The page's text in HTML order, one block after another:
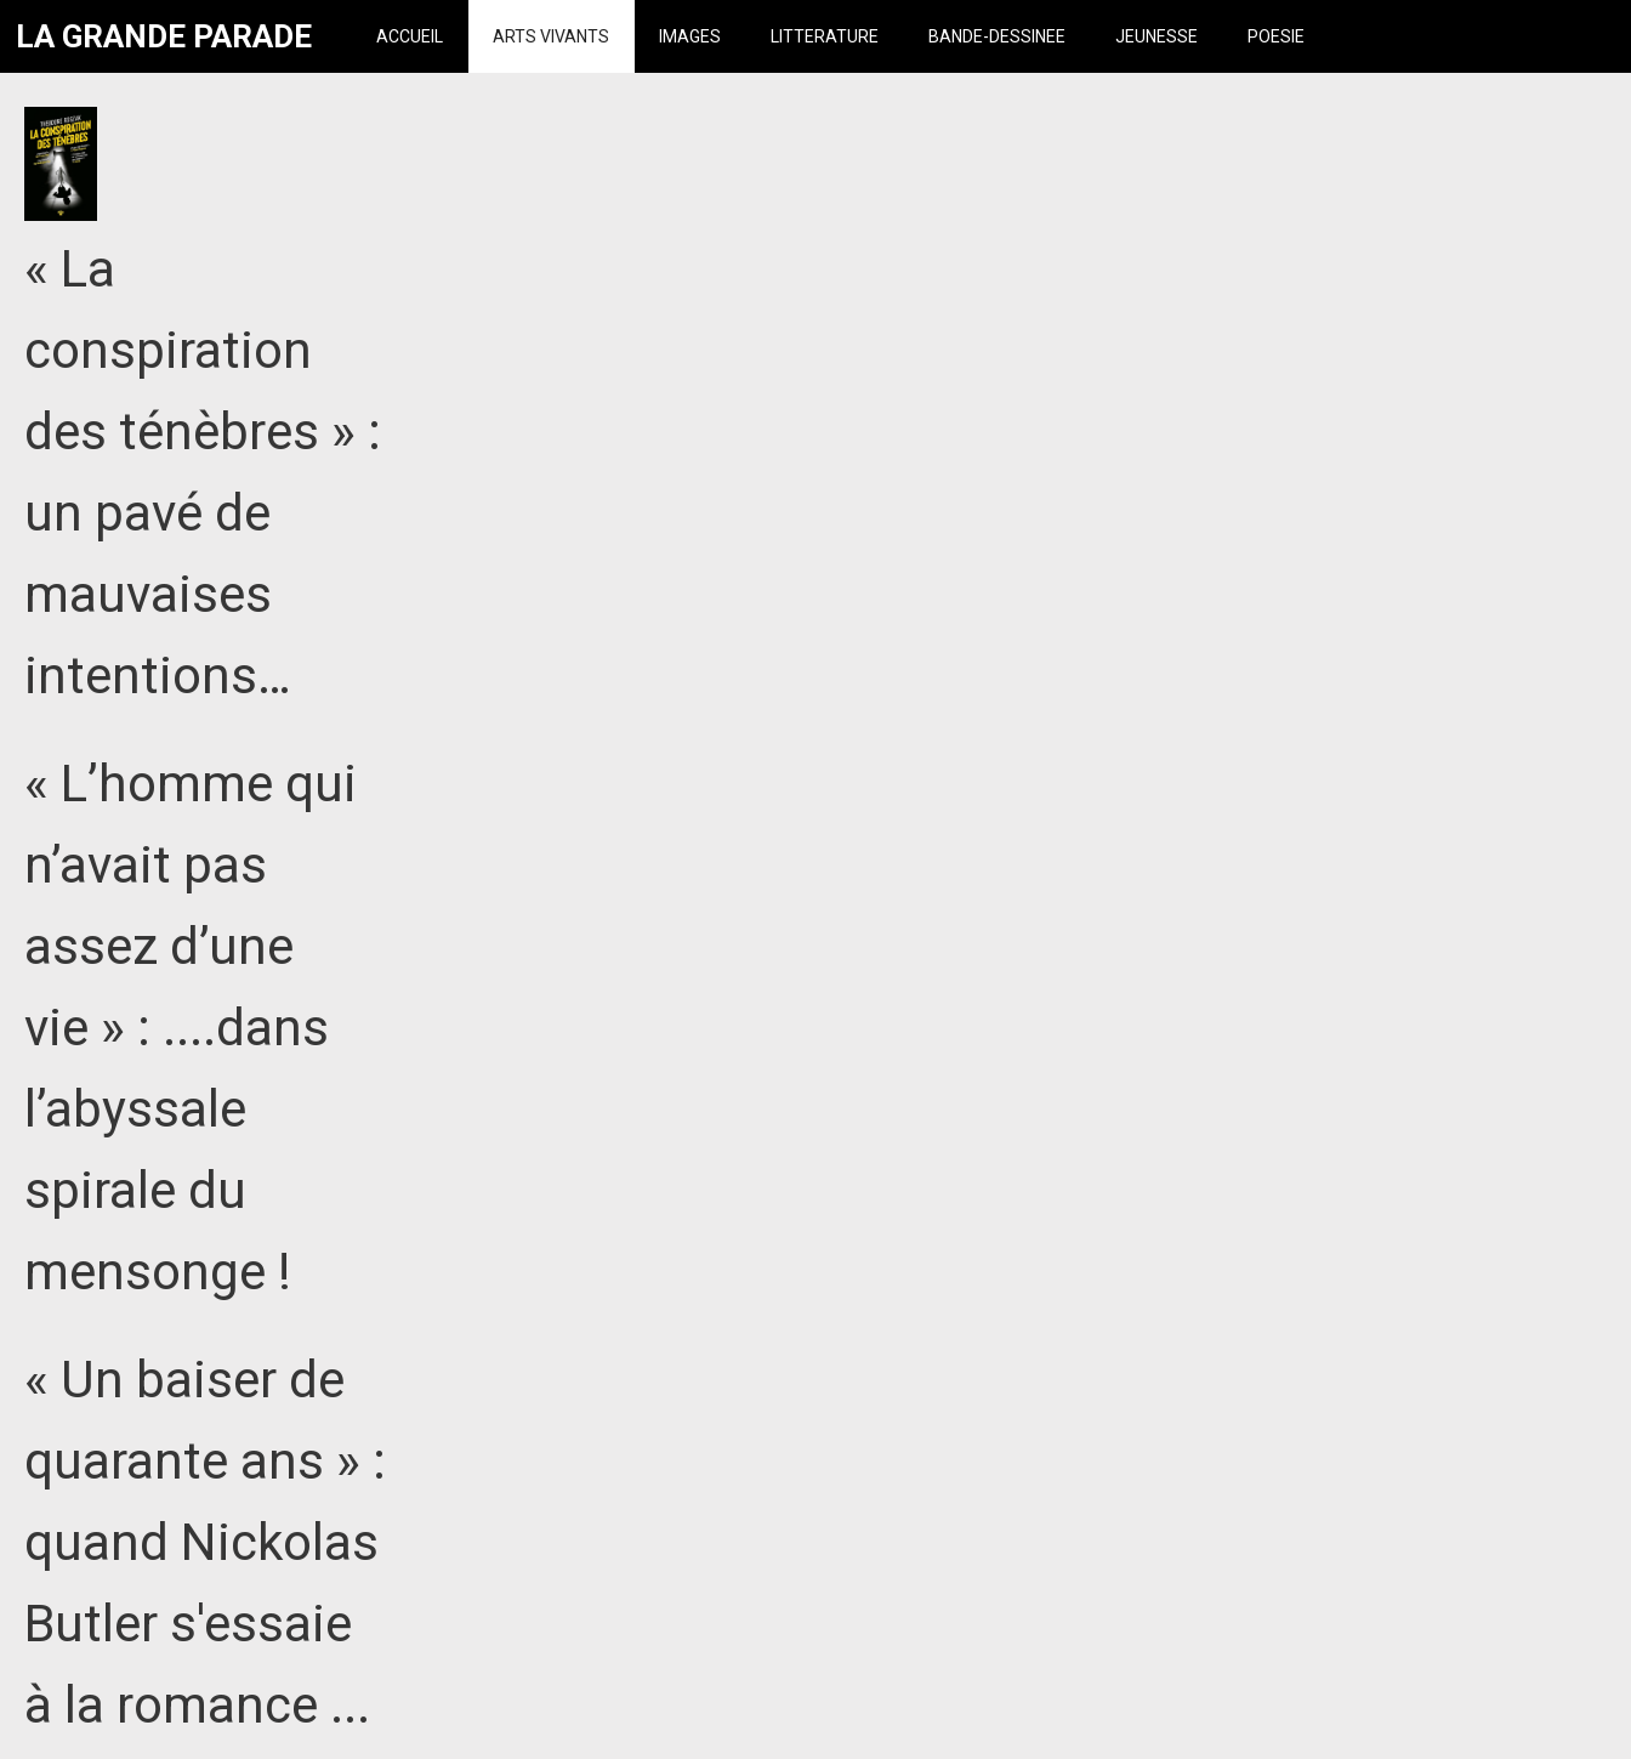
LA GRANDE PARADE ACCUEIL ARTS VIVANTS IMAGES LITTERATURE BANDE-DESSINEE JEUNESSE POESIE
« La
conspiration
des ténèbres » :
un pavé de
mauvaises
intentions…
« L’homme qui
n’avait pas
assez d’une
vie » : ....dans
l’abyssale
spirale du
mensonge !
« Un baiser de
quarante ans » :
quand Nickolas
Butler s'essaie
à la romance ...